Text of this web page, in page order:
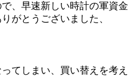
、早速新しい時計の軍資金
がとうございました、
てしまい、買い替えを考え